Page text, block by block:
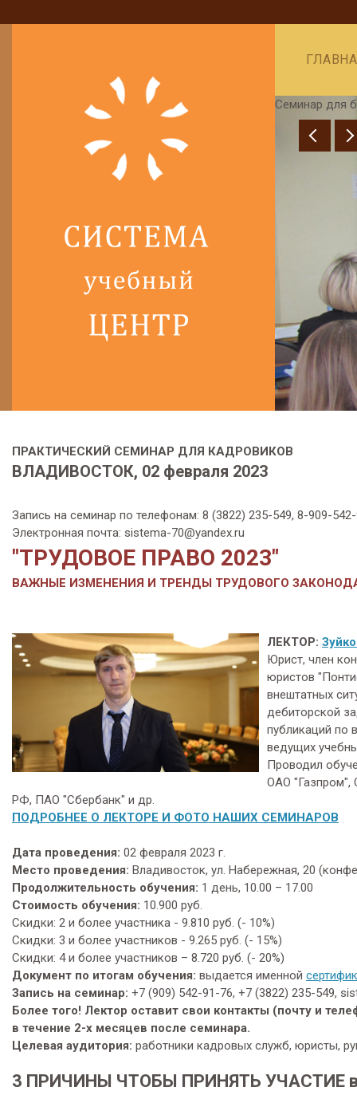
Семинар для
ПРАКТИЧЕСКИЙ СЕМИНАР ДЛЯ КАДРОВИКОВ
ВЛАДИВОСТОК, 02 февраля 2023
Запись на семинар по телефонам: 8 (3822) 235-549, 8-909-
Электронная почта: sistema-70@yandex.ru
"ТРУДОВОЕ ПРАВО 2023"
ВАЖНЫЕ ИЗМЕНЕНИЯ И ТРЕНДЫ ТРУДОВОГО
ЛЕКТОР:
Юрист, член
юристов
внештатных
дебиторской
публикаций по
ведущих
Проводил
ОАО
РФ, ПАО "Сбербанк" и др.
ПОДРОБНЕЕ О ЛЕКТОРЕ И ФОТО НАШИХ СЕМИНАРОВ
Дата проведения: 02 февраля 2023 г.
Место проведения: Владивосток, ул. Набережная, 20
Продолжительность обучения: 1 день, 10.00 – 17.00
Стоимость обучения: 10.900 руб.
Скидки: 2 и более участника - 9.810 руб. (- 10%)
Скидки: 3 и более участников - 9.265 руб. (- 15%)
Скидки: 4 и более участников – 8.720 руб. (- 20%)
Документ по итогам обучения: выдается именной
Запись на семинар: +7 (909) 542-91-76, +7 (3822) 235-549,
Более того! Лектор оставит свои контакты (почту и
в течение 2-х месяцев после семинара.
Целевая аудитория: работники кадровых служб, юристы,
3 ПРИЧИНЫ ЧТОБЫ ПРИНЯТЬ УЧАСТИЕ